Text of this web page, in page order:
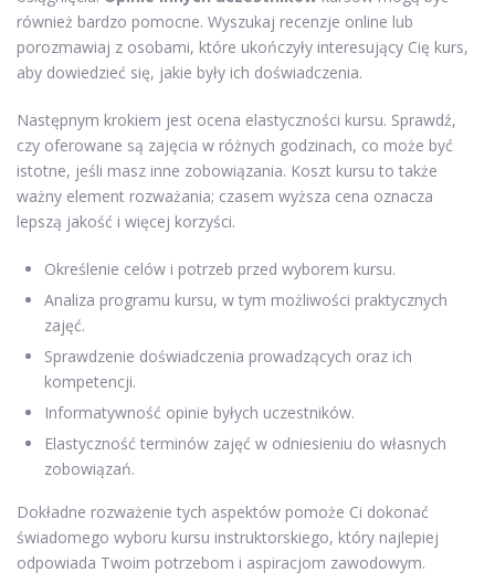
również bardzo pomocne. Wyszukaj recenzje online lub
porozmawiaj z osobami, które ukończyły interesujący Cię kurs,
aby dowiedzieć się, jakie były ich doświadczenia.
Następnym krokiem jest ocena elastyczności kursu. Sprawdź,
czy oferowane są zajęcia w różnych godzinach, co może być
istotne, jeśli masz inne zobowiązania. Koszt kursu to także
ważny element rozważania; czasem wyższa cena oznacza
lepszą jakość i więcej korzyści.
Określenie celów i potrzeb przed wyborem kursu.
Analiza programu kursu, w tym możliwości praktycznych
zajęć.
Sprawdzenie doświadczenia prowadzących oraz ich
kompetencji.
Informatywność opinie byłych uczestników.
Elastyczność terminów zajęć w odniesieniu do własnych
zobowiązań.
Dokładne rozważenie tych aspektów pomoże Ci dokonać
świadomego wyboru kursu instruktorskiego, który najlepiej
odpowiada Twoim potrzebom i aspiracjom zawodowym.